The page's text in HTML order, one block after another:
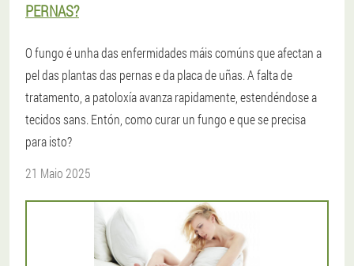
PERNAS?
O fungo é unha das enfermidades máis comúns que afectan a
pel das plantas das pernas e da placa de uñas. A falta de
tratamento, a patoloxía avanza rapidamente, estendéndose a
tecidos sans. Entón, como curar un fungo e que se precisa
para isto?
21 Maio 2025